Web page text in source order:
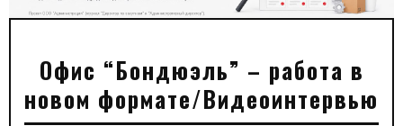
Офис “Бондюэль” – работа в
новом формате/Видеоинтервью